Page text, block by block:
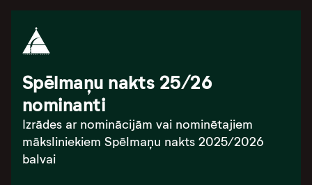
Spēlmaņu nakts 25/26
nominanti
Izrādes ar nominācijām vai nominētajiem
māksliniekiem Spēlmaņu nakts 2025/2026
balvai